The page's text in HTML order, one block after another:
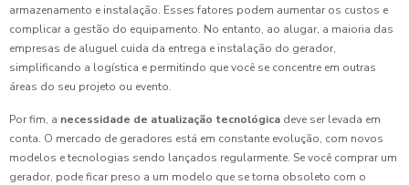
armazenamento e instalação. Esses fatores podem aumentar os custos e
complicar a gestão do equipamento. No entanto, ao alugar, a maioria das
empresas de aluguel cuida da entrega e instalação do gerador,
simplificando a logística e permitindo que você se concentre em outras
áreas do seu projeto ou evento.
Por fim, a necessidade de atualização tecnológica deve ser levada em
conta. O mercado de geradores está em constante evolução, com novos
modelos e tecnologias sendo lançados regularmente. Se você comprar um
gerador, pode ficar preso a um modelo que se torna obsoleto com o